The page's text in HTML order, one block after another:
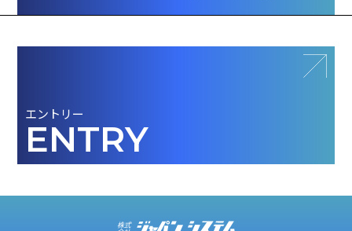
エントリー
エントリー
エントリー
ENTRY
ENTRY
ENTRY